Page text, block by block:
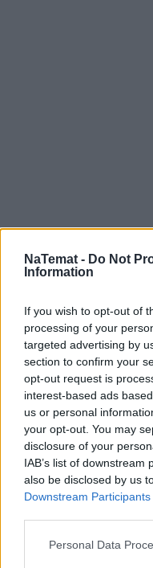
NaTemat - Do Not
Information
If you wish to opt-out of
processing of your
targeted advertising by
section to confirm your
opt-out request is
interest-based ads
us or personal
your opt-out. You may
disclosure of your
IAB’s list of
also be disclosed by us
Downstream Participants
Personal Data
Mały odprysk
Pojechałem
uratować
Wydaje ci się, że to
wielu z nas. Sam tak